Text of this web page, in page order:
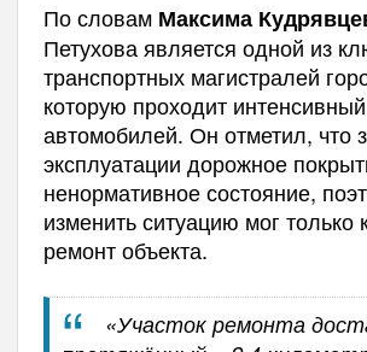
По словам Максима
Петухова является одной из
транспортных магистралей
которую проходит
автомобилей. Он отметил, что
эксплуатации дорожное
ненормативное состояние,
изменить ситуацию мог только
ремонт объекта.
«Участок ремонта